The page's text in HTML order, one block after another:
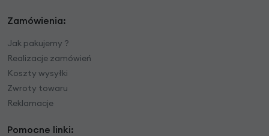
Zamówienia:
Jak pakujemy ?
Realizacje zamówień
Koszty wysyłki
Zwroty towaru
Reklamacje
Pomocne linki: